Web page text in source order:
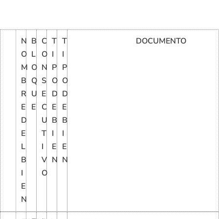
N
O
M
B
R
E
D
E
L
B
I
E
N
B
L
O
Q
U
E
C
O
N
S
E
C
U
T
I
V
O
T
I
P
O
D
E
B
I
E
N
T
I
P
O
D
E
B
I
E
N
DOCUMENTO